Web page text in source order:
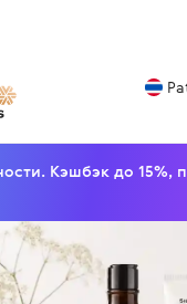
Кэшбэк до 15%,